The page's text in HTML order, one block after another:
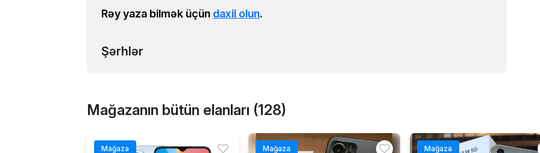
Rəy yaza bilmək üçün daxil olun.
Şərhlər
Mağazanın bütün elanları (128)
Mağaza Mağaza Mağaza